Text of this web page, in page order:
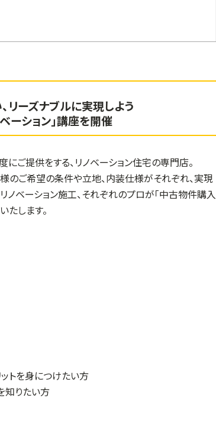
リーズナブルに実現しよう
ーション」講座を開催
ご提供をする、リノベーション住宅の専門店。
のご希望の条件や立地、内装仕様がそれぞれ、実現
ノベーション施工、それぞれのプロが「中古物件購入
たします。
トを身につけたい方
知りたい方